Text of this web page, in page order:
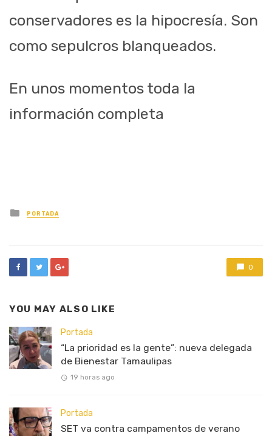
conservadores es la hipocresía. Son
como sepulcros blanqueados.
En unos momentos toda la
información completa
Posted
in
PORTADA
0
YOU MAY ALSO LIKE
Portada
“La prioridad es la gente”: nueva delegada
de Bienestar Tamaulipas
19 horas ago
Portada
SET va contra campamentos de verano